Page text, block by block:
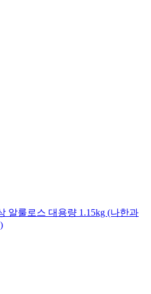
알룰로스 대용량 1.15kg (나한과